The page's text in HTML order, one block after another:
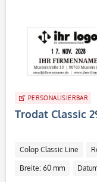
PERSONALISIERBAR
Trodat Classic
Colop Classic Line
Breite: 60 mm